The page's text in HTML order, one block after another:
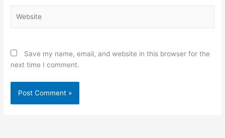
Save my name, email, and website in this browser for the
next time I comment.